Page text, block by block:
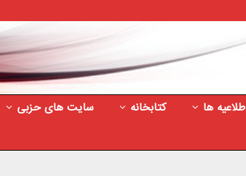
ها کتابخانه سایت های حزبی